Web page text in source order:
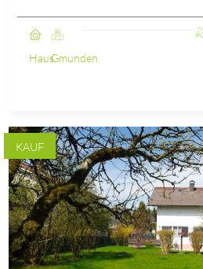
HausGmunden
KAUF